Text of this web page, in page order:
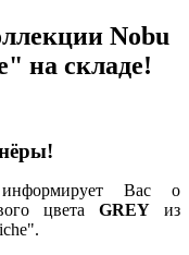
Nobu
на складе!
Вас о
цветаGREY из